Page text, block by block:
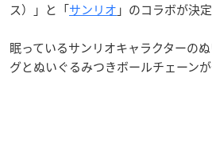
ス）」と「サンリオ 」のコラボが決
眠っているサンリオキャラクターの
グとぬいぐるみつきボールチェーンが